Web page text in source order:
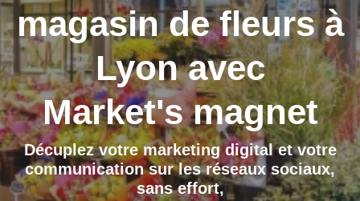
magasin de fleurs à
Lyonavec
Market's magnet
Décuplez votre marketing digital et votre
communication sur les réseaux sociaux,
sans effort,